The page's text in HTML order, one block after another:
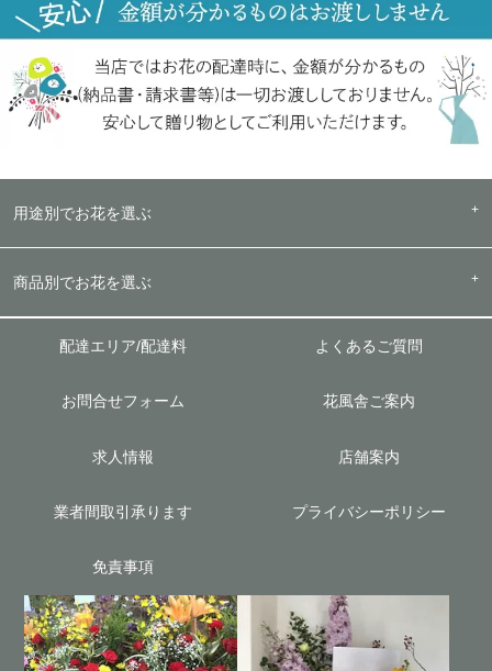
用途別でお花を選ぶ
商品別でお花を選ぶ
配達エリア/配達料 よくあるご質問
お問合せフォーム 花風舎ご案内
求人情報 店舗案内
業者間取引承ります プライバシーポリシー
免責事項